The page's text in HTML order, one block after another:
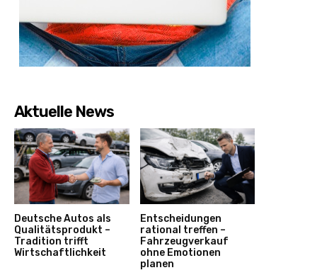
Aktuelle News
Deutsche Autos als
Qualitätsprodukt –
Tradition trifft
Wirtschaftlichkeit
Entscheidungen
rational treffen –
Fahrzeugverkauf
ohne Emotionen
planen